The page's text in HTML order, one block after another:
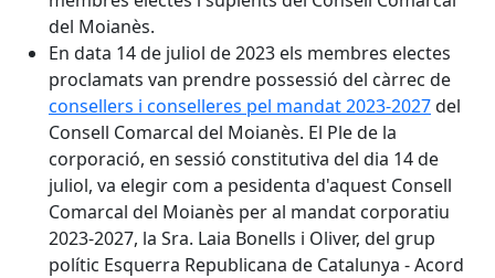
del Moianès.
En data 14 de juliol de 2023 els membres electes
proclamats van prendre possessió del càrrec de
consellers i conselleres pel mandat 2023-2027del
Consell Comarcal del Moianès. El Ple de la
corporació, en sessió constitutiva del dia 14 de
juliol, va elegir com a pesidenta d'aquest Consell
Comarcal del Moianès per al mandat corporatiu
2023-2027, la Sra. Laia Bonells i Oliver, del grup
polític Esquerra Republicana de Catalunya - Acord